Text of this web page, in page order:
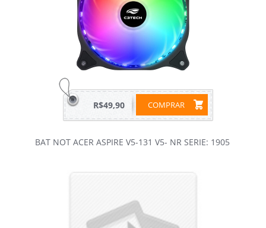
COMPRAR
R$49,90
BAT NOT ACER ASPIRE V5-131 V5- NR SERIE: 1905